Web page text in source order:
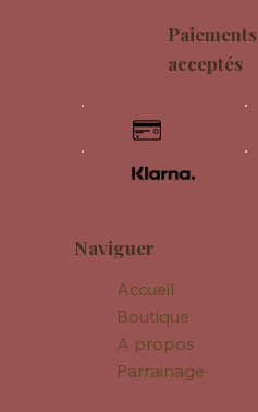
Naviguer
Accueil
Boutique
A propos
Parrainage
Paiements
acceptés